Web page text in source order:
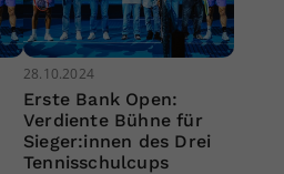
28.10.2024
Erste Bank Open:
Verdiente Bühne für
Sieger:innen des Drei
Tennisschulcups